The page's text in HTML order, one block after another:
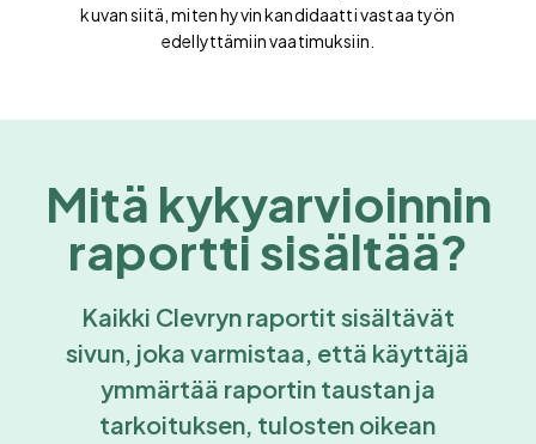
kuvan siitä, miten hyvin kandidaatti vastaa työn
edellyttämiin vaatimuksiin.
Mitä kykyarvioinnin
raportti sisältää?
Kaikki Clevryn raportit sisältävät
sivun, joka varmistaa, että käyttäjä
ymmärtää raportin taustan ja
tarkoituksen, tulosten oikean